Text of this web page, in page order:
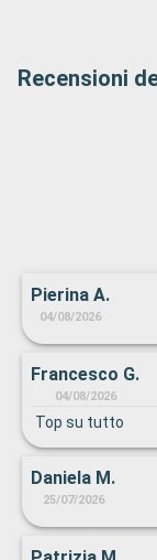
Recensioni
Pierina A.
04/08/2026
Francesco G.
04/08/2026
Top su tutto
Daniela M.
25/07/2026